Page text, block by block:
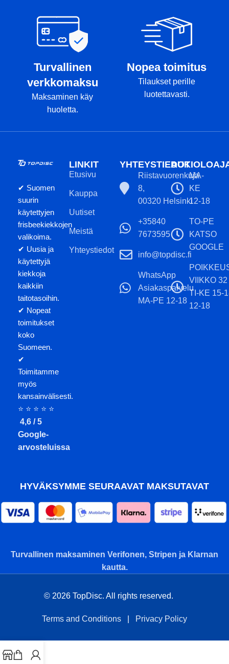
Turvallinen
verkkomaksu
Maksaminen käy
huoletta.
Nopea toimitus
Tilaukset perille
luotettavasti.
✔ Suomen
suurin
käytettyjen
frisbeekiekkojen
valikoima.
✔ Uusia ja
käytettyjä
kiekkoja
kaikkiin
taitotasoihin.
✔ Nopeat
toimitukset
koko
Suomeen.
✔
Toimitamme
myös
kansainvälisesti.
⭐ ⭐ ⭐ ⭐ ⭐
4,6 / 5
Google-
arvosteluissa
LINKIT
Etusivu
Kauppa
Uutiset
Meistä
Yhteystiedot
YHTEYSTIEDOT
Riistavuorenkuja
8,
00320 Helsinki
+35840
7673595
info@topdisc.fi
WhatsApp
Asiakaspalvelu
MA-PE 12-18
MA-
KE
12-18
TO-PE
KATSO
GOOGLE
VIIKKO 32
TI-KE 15-
12-18
HYVÄKSYMME SEURAAVAT MAKSUTAVAT
Turvallinen maksaminen Verifonen, Stripen ja Klarnan
kautta.
© 2026 TopDisc. All rights reserved.
Terms and Conditions Privacy Policy